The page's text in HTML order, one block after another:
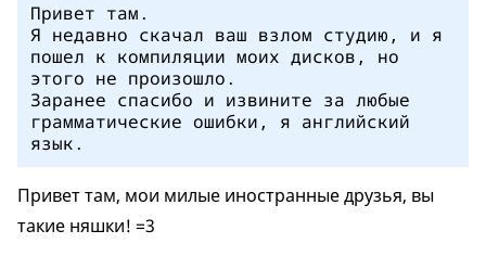
Привет там.
Я недавно скачал ваш взлом студию, и я
пошел к компиляции моих дисков, но
этого не произошло.
Заранее спасибо и извините за любые
грамматические ошибки, я английский
язык.
Привет там, мои милые иностранные друзья, вы
такие няшки! =3